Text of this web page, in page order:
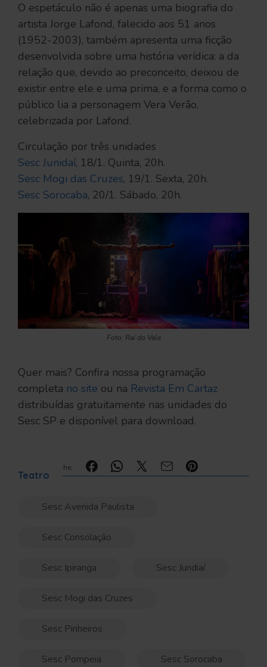
O espetáculo não é apenas uma biografia do
artista Jorge Lafond, falecido aos 51 anos
(1952-2003), também apresenta uma ficção
desenvolvida sobre uma história verídica: a da
relação que, devido ao preconceito, deixou de
existir entre ele e uma prima, e a forma como o
público lia a personagem Vera Verão,
celebrizada por Lafond.
Circulação por três unidades
Sesc Junidaí, 18/1. Quinta, 20h.
Sesc Mogi das Cruzes, 19/1. Sexta, 20h.
Sesc Sorocaba, 20/1. Sábado, 20h.
Foto: Rai do Vale
Quer mais? Confira nossa programação
completa no site ou na Revista Em Cartaz
distribuídas gratuitamente nas unidades do
Sesc SP e disponível para download.
Compartilhe:
Teatro
Sesc Avenida Paulista
Sesc Consolação
Sesc Ipiranga Sesc Jundiaí
Sesc Mogi das Cruzes
Sesc Pinheiros
Sesc Pompeia Sesc Sorocaba